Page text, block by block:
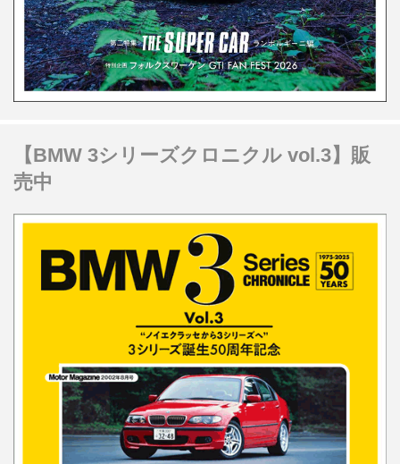
【BMW 3シリーズクロニクル vol.3】販
売中